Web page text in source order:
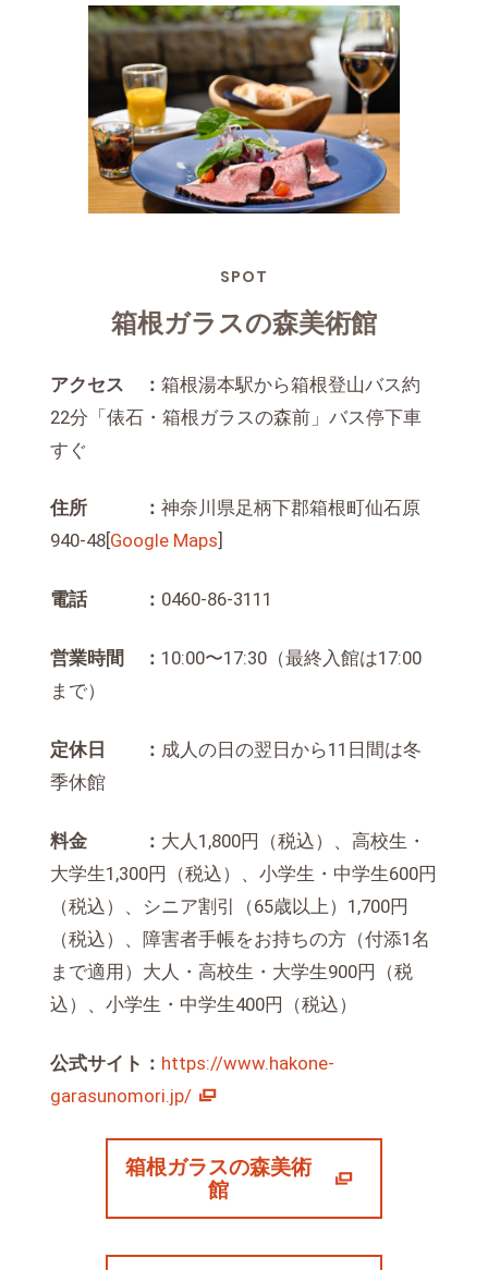
SPOT
箱根ガラスの森美術館
アクセス ：箱根湯本駅から箱根登山バス約
22分「俵石・箱根ガラスの森前」バス停下車
すぐ
住所 ：神奈川県足柄下郡箱根町仙石原
940-48[Google Maps]
電話 ： 0460-86-3111
営業時間 ： 10:00〜17:30（最終入館は17:00
まで）
定休日 ： 成人の日の翌日から11日間は冬
季休館
料金 ： 大人1,800円（税込）、高校生・
大学生1,300円（税込）、小学生・中学生600円
（税込）、シニア割引（65歳以上）1,700円
（税込）、障害者手帳をお持ちの方（付添1名
まで適用）大人・高校生・大学生900円（税
込）、小学生・中学生400円（税込）
公式サイト： https://www.hakone-
garasunomori.jp/
箱根ガラスの森美術
館